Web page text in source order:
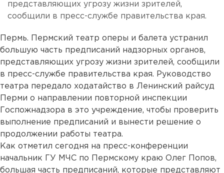
представляющих угрозу жизни зрителей,
сообщили в пресс-службе правительства края.
Пермь. Пермский театр оперы и балета устранил
большую часть предписаний надзорных органов,
представляющих угрозу жизни зрителей, сообщили
в пресс-службе правительства края. Руководство
театра передало ходатайство в Ленинский райсуд
Перми о направлении повторной инспекции
Госпожнадзора в это учреждение, чтобы проверить
выполнение предписаний и вынести решение о
продолжении работы театра.
Как отметил сегодня на пресс-конференции
начальник ГУ МЧС по Пермскому краю Олег Попов,
большая часть предписаний, которые представляют